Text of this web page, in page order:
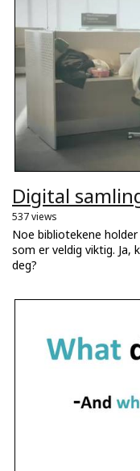
Digital
537 views
Noe bibliotekene
som er veldig viktig.
deg?